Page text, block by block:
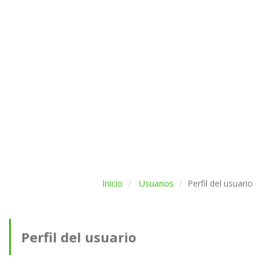
Inicio Usuarios Perfil del usuario
Perfil del usuario